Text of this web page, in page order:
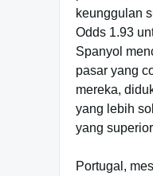
keunggulan
Odds 1.93
Spanyol
pasar yang
mereka,
yang lebih
yang
Portugal,